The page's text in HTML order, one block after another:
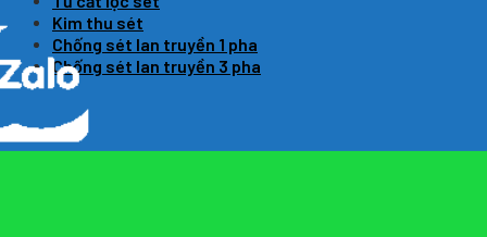
Kim thu sét
Chống sét lan truyền 1 pha
Chống sét lan truyền 3 pha